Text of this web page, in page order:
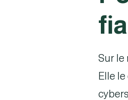
Sur le
Elle